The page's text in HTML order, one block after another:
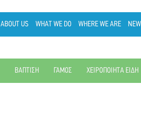
ABOUT US WHAT WE DO WHERE WE ARE
ΒΑΠΤΙΣΗ ΓΑΜΟΣ ΧΕΙΡΟΠΟΙΗΤΑ ΕΙΔΗ